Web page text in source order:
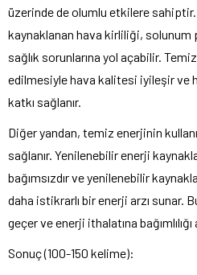
üzerinde de olumlu etkilere sahiptir.
kaynaklanan hava kirliliği, solunum
sağlık sorunlarına yol açabilir.
edilmesiyle hava kalitesi iyileşir ve
katkı sağlanır.
Diğer yandan, temiz enerjinin
sağlanır. Yenilenebilir enerji
bağımsızdır ve yenilenebilir
daha istikrarlı bir enerji arzı sunar.
geçer ve enerji ithalatına bağımlılığı
Sonuç (100-150 kelime):